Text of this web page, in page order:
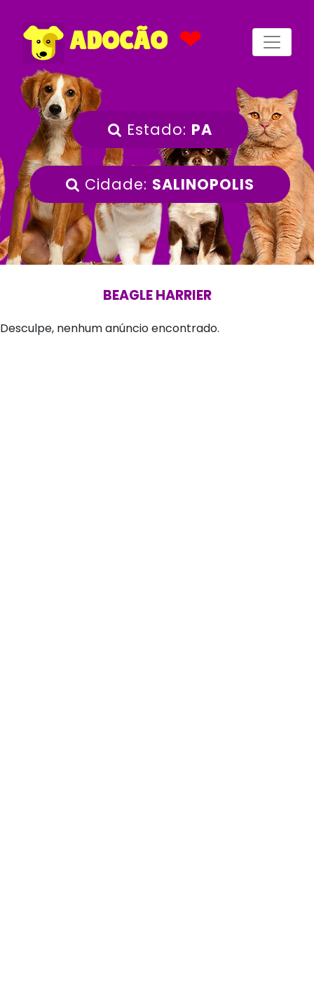
ADOCÃO ❤
Estado: PA
Cidade: SALINOPOLIS
BEAGLE HARRIER
Desculpe, nenhum anúncio encontrado.